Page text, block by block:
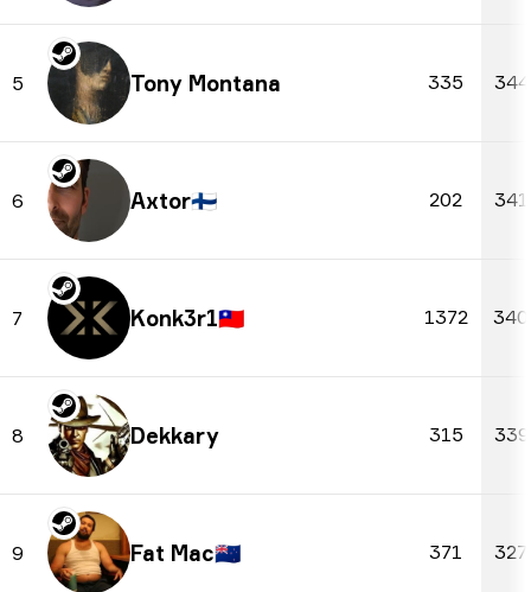
5 Tony Montana 335
6 Axtor🇫🇮 202
7 Konk3r1🇹🇼 1372
8 Dekkary 315
9 Fat Mac🇳🇿 371